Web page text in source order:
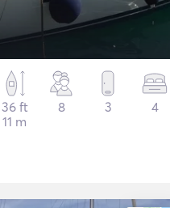
36 ft
11 m
8 3 4